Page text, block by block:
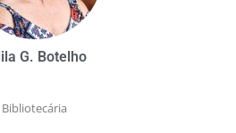
G. Botelho
Bibliotecária